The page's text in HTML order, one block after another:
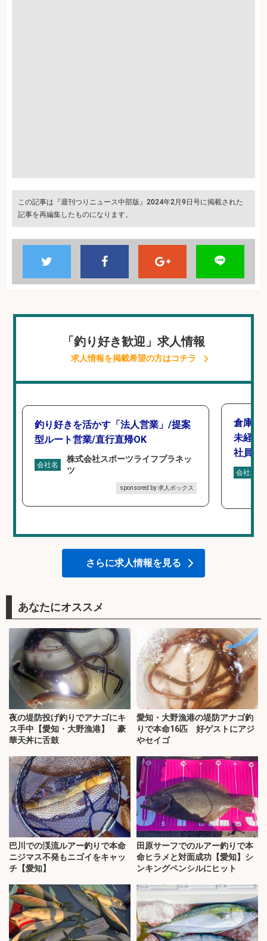
この記事は『週刊つりニュース中部版』2024年2月9日号に掲載された
記事を再編集したものになります。
「釣り好き歓迎」求人情報
求人情報を掲載希望の方はコチラ
釣り好きを活かす「法人営業」/提案
型ルート営業/直行直帰OK
会社名
株式会社スポーツライフプラネッ
ツ
sponsored by 求人ボックス
倉庫で
未経験
社員登
会社名
さらに求人情報を見る
あなたにオススメ
夜の堤防投げ釣りでアナゴにキ
ス手中【愛知・大野漁港】 豪
華天丼に舌鼓
愛知・大野漁港の堤防アナゴ釣
りで本命16匹 好ゲストにアジ
やセイゴ
巴川での渓流ルアー釣りで本命
ニジマス不発もニゴイをキャッ
チ【愛知】
田原サーフでのルアー釣りで本
命ヒラメと対面成功【愛知】シ
ンキングペンシルにヒット